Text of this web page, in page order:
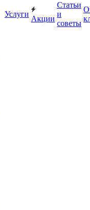
Услуги
Акции
Статьи
и
советы